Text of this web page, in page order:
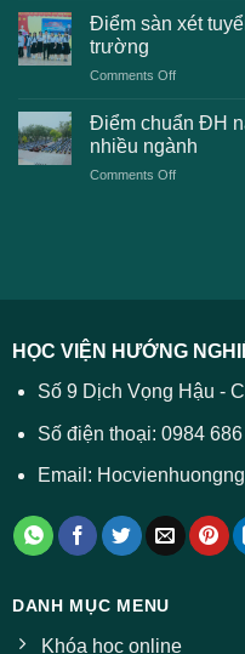
kiến
thanh
tuyển
ĐH
chuẩn
Đại
Công
thương
Điểm sàn xét
trường
Comments Offon
sàn
xét
tuyển
Đại
Điểm chuẩn ĐH
nhiều ngành
Comments Offon
giảm
nhiều
HỌC VIỆN HƯỚNG
Số 9 Dịch Vọng Hậu -
Số điện thoại: 0984
Email:
DANH MỤC MENU
Khóa học online